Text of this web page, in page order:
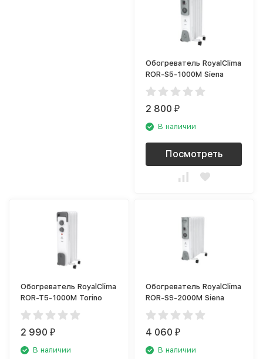
Обогреватель RoyalClima
ROR-S5-1000M Siena
2 800₽
В наличии
Посмотреть
Обогреватель RoyalClima
ROR-T5-1000M Torino
2 990₽
В наличии
Обогреватель RoyalClima
ROR-S9-2000M Siena
4 060₽
В наличии